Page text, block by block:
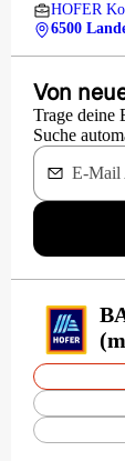
HOFER
6500
Von
Trage deine
Suche
E-Mail